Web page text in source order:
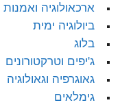
ארכאולוגיה ואמנות
ביולוגיה ימית
בלוג
ג'יפים וטרקטורונים
גאוגרפיה וגאולוגיה
גימלאים